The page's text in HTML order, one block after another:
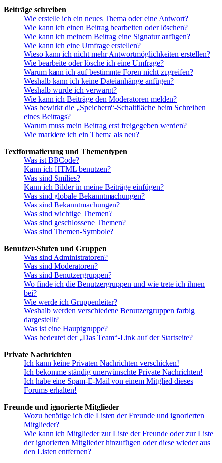
Beiträge schreiben
Wie erstelle ich ein neues Thema oder eine Antwort?
Wie kann ich einen Beitrag bearbeiten oder löschen?
Wie kann ich meinem Beitrag eine Signatur anfügen?
Wie kann ich eine Umfrage erstellen?
Wieso kann ich nicht mehr Antwortmöglichkeiten erstellen?
Wie bearbeite oder lösche ich eine Umfrage?
Warum kann ich auf bestimmte Foren nicht zugreifen?
Weshalb kann ich keine Dateianhänge anfügen?
Weshalb wurde ich verwarnt?
Wie kann ich Beiträge den Moderatoren melden?
Was bewirkt die „Speichern“-Schaltfläche beim Schreiben
eines Beitrags?
Warum muss mein Beitrag erst freigegeben werden?
Wie markiere ich ein Thema als neu?
Textformatierung und Thementypen
Was ist BBCode?
Kann ich HTML benutzen?
Was sind Smilies?
Kann ich Bilder in meine Beiträge einfügen?
Was sind globale Bekanntmachungen?
Was sind Bekanntmachungen?
Was sind wichtige Themen?
Was sind geschlossene Themen?
Was sind Themen-Symbole?
Benutzer-Stufen und Gruppen
Was sind Administratoren?
Was sind Moderatoren?
Was sind Benutzergruppen?
Wo finde ich die Benutzergruppen und wie trete ich ihnen
bei?
Wie werde ich Gruppenleiter?
Weshalb werden verschiedene Benutzergruppen farbig
dargestellt?
Was ist eine Hauptgruppe?
Was bedeutet der „Das Team“-Link auf der Startseite?
Private Nachrichten
Ich kann keine Privaten Nachrichten verschicken!
Ich bekomme ständig unerwünschte Private Nachrichten!
Ich habe eine Spam-E-Mail von einem Mitglied dieses
Forums erhalten!
Freunde und ignorierte Mitglieder
Wozu benötige ich die Listen der Freunde und ignorierten
Mitglieder?
Wie kann ich Mitglieder zur Liste der Freunde oder zur Liste
der ignorierten Mitglieder hinzufügen oder diese wieder aus
den Listen entfernen?